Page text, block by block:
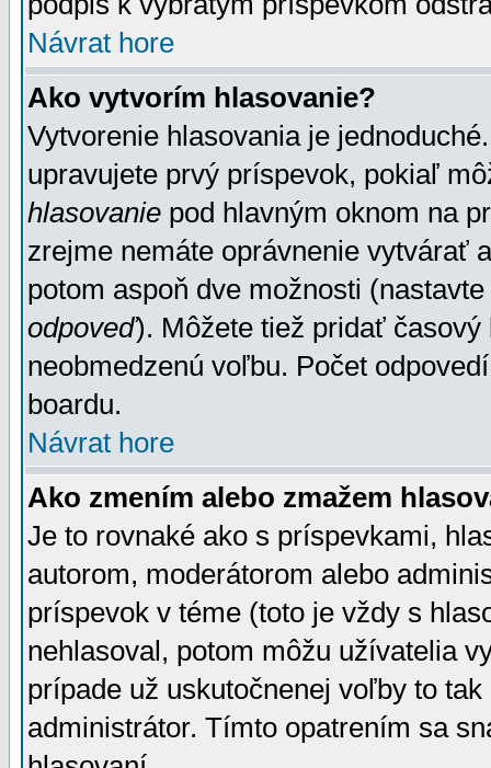
Návrat hore
Ako vytvorím hlasovanie?
Vytvorenie hlasovania je
upravujete prvý príspevok, pokiaľ
hlasovanie pod hlavným oknom na
zrejme nemáte oprávnenie vytvárať
potom aspoň dve možnosti
odpoveď). Môžete tiež pridať
neobmedzenú voľbu. Počet
boardu.
Návrat hore
Ako zmením alebo zmažem
Je to rovnaké ako s príspevkami,
autorom, moderátorom alebo
príspevok v téme (toto je vždy s
nehlasoval, potom môžu užívatelia
prípade už uskutočnenej voľby to
administrátor. Tímto opatrením sa